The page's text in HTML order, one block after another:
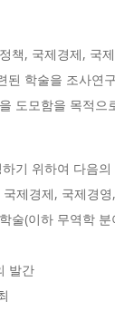
책, 국제경제, 국
된 학술을 조사연
도모함을 목적으
기 위하여 다음
제경제, 국제경
술(이하 무역학
발간